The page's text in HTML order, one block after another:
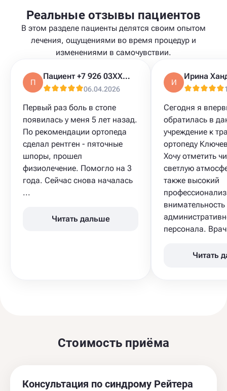
Реальные отзывы пациентов
В этом разделе пациенты делятся своим опытом
лечения, ощущениями во время процедур и
изменениями в самочувствии.
П
Пациент +7 926 03XXXXX
06.04.2026
Первый раз боль в стопе
появилась у меня 5 лет назад.
По рекомендации ортопеда
сделал рентген - пяточные
шпоры, прошел
физиолечение. Помогло на 3
года. Сейчас снова началась
...
Читать дальше
И
Ирина
Сегодня я
обратилась в
учреждение к
ортопеду
Хочу отметить
светлую
также высокий
внимательность
персонала.
Читать
Стоимость приёма
Консультация по синдрому Рейтера